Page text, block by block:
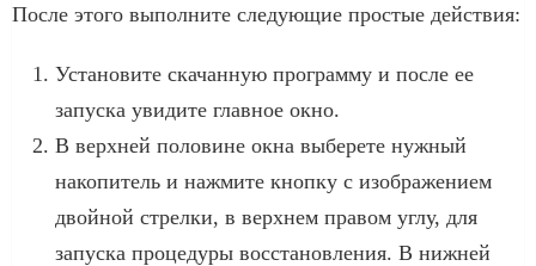
После этого выполните следующие простые действия:
Установите скачанную программу и после ее
запуска увидите главное окно.
В верхней половине окна выберете нужный
накопитель и нажмите кнопку с изображением
двойной стрелки, в верхнем правом углу, для
запуска процедуры восстановления. В нижней